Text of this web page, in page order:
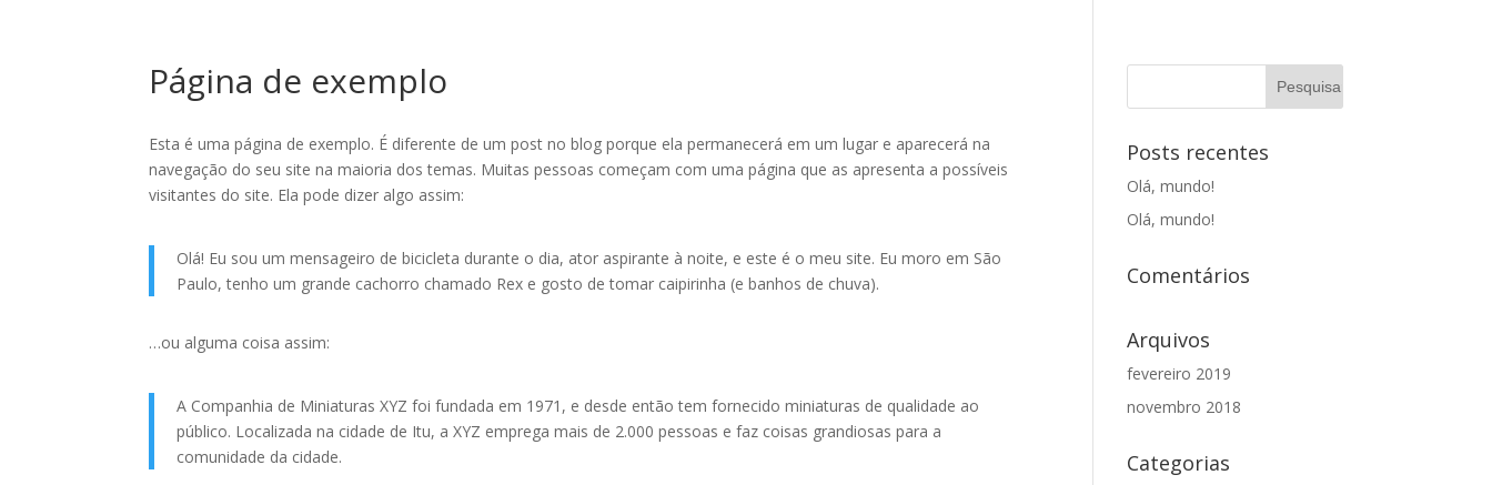
Página de exemplo
Esta é uma página de exemplo. É diferente de um post no blog porque ela permanecerá em um lugar e aparecerá na
navegação do seu site na maioria dos temas. Muitas pessoas começam com uma página que as apresenta a possíveis
visitantes do site. Ela pode dizer algo assim:
Olá! Eu sou um mensageiro de bicicleta durante o dia, ator aspirante à noite, e este é o meu site. Eu moro em São
Paulo, tenho um grande cachorro chamado Rex e gosto de tomar caipirinha (e banhos de chuva).
…ou alguma coisa assim:
A Companhia de Miniaturas XYZ foi fundada em 1971, e desde então tem fornecido miniaturas de qualidade ao
público. Localizada na cidade de Itu, a XYZ emprega mais de 2.000 pessoas e faz coisas grandiosas para a
comunidade da cidade.
Posts recentes
Olá, mundo!
Olá, mundo!
Comentários
Arquivos
fevereiro 2019
novembro 2018
Categorias